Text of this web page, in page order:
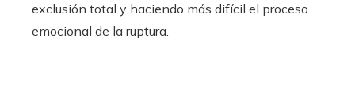
exclusión total y haciendo más difícil el proceso
emocional de la ruptura.